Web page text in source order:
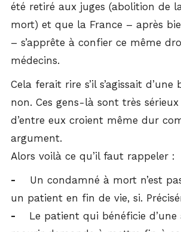
été retiré aux juges (abolition de
mort) et que la France – après
– s’apprête à confier ce même
médecins.
Cela ferait rire s’il s’agissait d’une
non. Ces gens-là sont très
d’entre eux croient même dur
argument.
Alors voilà ce qu’il faut rappeler :
- Un condamné à mort n’est
un patient en fin de vie, si.
-
Le patient qui bénéficie d’une